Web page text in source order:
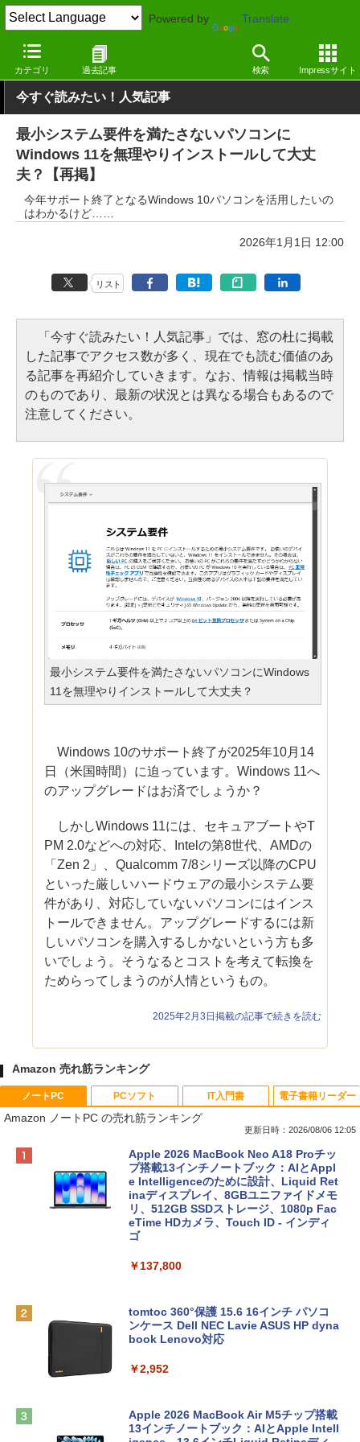
Powered by Translate
カテゴリ 過去記事 検索 Impressサイト
窓の杜 その他の話題
今すぐ読みたい！人気記事
最小システム要件を満たさないパソコンに
Windows 11を無理やりインストールして大丈
夫？【再掲】
今年サポート終了となるWindows 10パソコンを活用したいの
はわかるけど……
2026年1月1日 12:00
リスト
「今すぐ読みたい！人気記事」では、窓の杜に掲載
した記事でアクセス数が多く、現在でも読む価値のあ
る記事を再紹介していきます。なお、情報は掲載当時
のものであり、最新の状況とは異なる場合もあるので
注意してください。
最小システム要件を満たさないパソコンにWindows
11を無理やりインストールして大丈夫？
Windows 10のサポート終了が2025年10月14
日（米国時間）に迫っています。Windows 11へ
のアップグレードはお済でしょうか？
しかしWindows 11には、セキュアブートやT
PM 2.0などへの対応、Intelの第8世代、AMDの
「Zen 2」、Qualcomm 7/8シリーズ以降のCPU
といった厳しいハードウェアの最小システム要
件があり、対応していないパソコンにはインス
トールできません。アップグレードするには新
しいパソコンを購入するしかないという方も多
いでしょう。そうなるとコストを考えて転換を
ためらってしまうのが人情というもの。
2025年2月3日掲載の記事で続きを読む
Amazon 売れ筋ランキング
ノートPC
Amazon ノートPC の売れ筋ランキング
更新日時：2026/08/06 12:05
Apple 2026 MacBook Neo A18 Proチッ
プ搭載13インチノートブック：AIとAppl
e Intelligenceのために設計、Liquid Ret
inaディスプレイ、8GBユニファイドメモ
リ、512GB SSDストレージ、1080p Fac
eTime HDカメラ、Touch ID - インディ
ゴ
￥137,800
tomtoc 360°保護 15.6 16インチ パソコ
ンケース Dell NEC Lavie ASUS HP dyna
book Lenovo対応
￥2,952
Apple 2026 MacBook Air M5チップ搭載
13インチノートブック：AIとApple Intell
PCソフト IT入門書 電子書籍リーダー